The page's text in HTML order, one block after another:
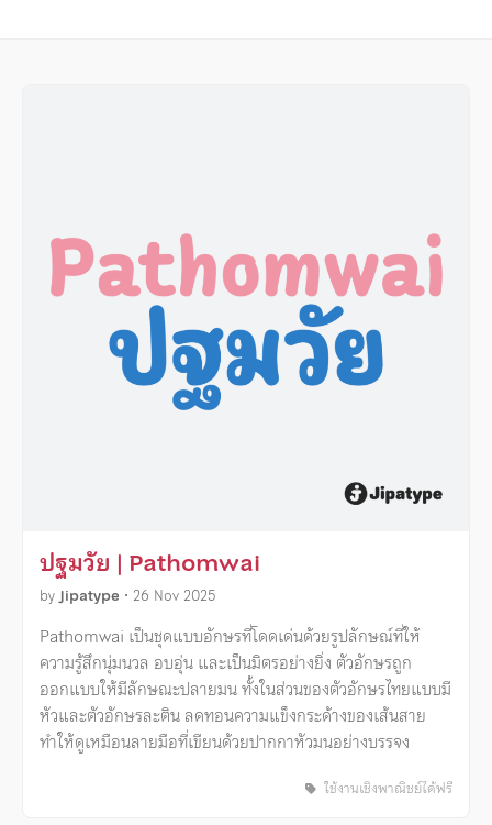
ปฐมวัย | Pathomwai
byJipatype • 26 Nov 2025
Pathomwai เป็นชุดแบบอักษรที่โดดเด่นด้วยรูปลักษณ์ที่ให้
ความรู้สึกนุ่มนวล อบอุ่น และเป็นมิตรอย่างยิ่ง ตัวอักษรถูก
ออกแบบให้มีลักษณะปลายมน ทั้งในส่วนของตัวอักษรไทยแบบมี
หัวและตัวอักษรละติน ลดทอนความแข็งกระด้างของเส้นสาย
ทำให้ดูเหมือนลายมือที่เขียนด้วยปากกาหัวมนอย่างบรรจง
ใช้งานเชิงพาณิชย์ได้ฟรี